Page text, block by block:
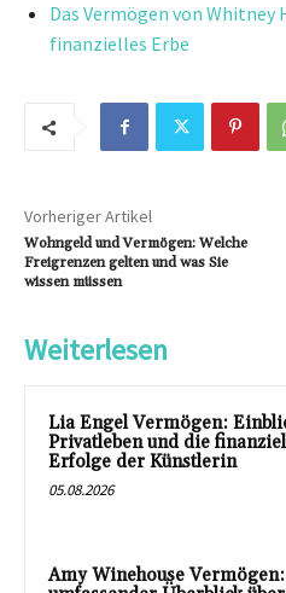
Das Vermögen von
finanzielles Erbe
Vorheriger Artikel
Wohngeld und Vermögen: Welche
Freigrenzen gelten und was Sie
wissen müssen
Weiterlesen
Lia Engel Vermögen:
Privatleben und die
Erfolge der Künstlerin
05.08.2026
Amy Winehouse